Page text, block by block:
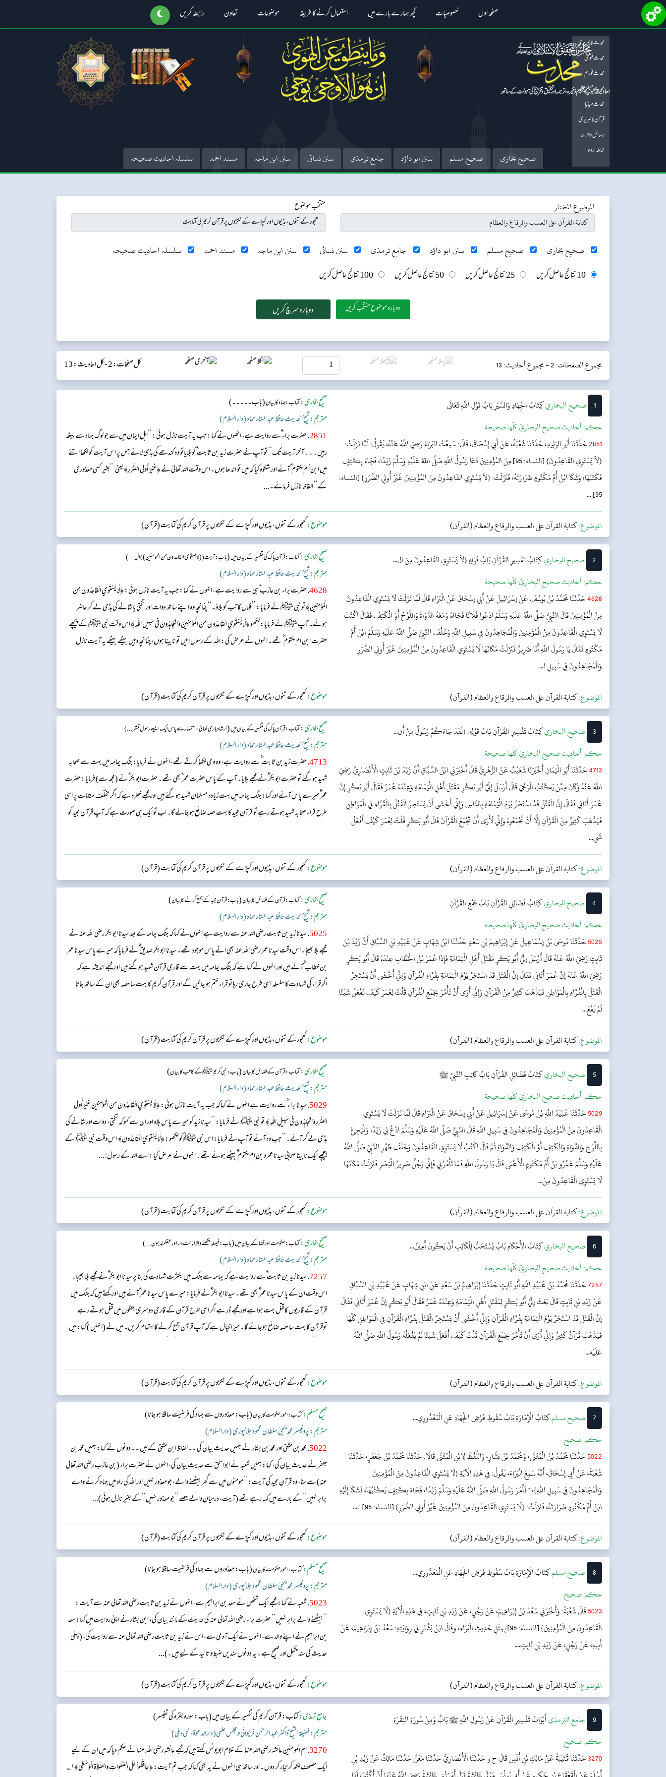
صفحہ اول خصوصیات کچھ ہمارے بارے میں استعمال کرنے کا طریقہ موضوعات تعاون رابطہ کریں
محدث لائبریری
محدث فتویٰ
محدث فورم
محدث میگزین
محدث میڈیا
قرآن لائبریری
رسائل و جرائد
شاملہ اردو
صحیح بخاری صحیح مسلم سنن ابو داؤد جامع ترمذی سنن نسائی سنن ابن ماجہ مسند احمد سلسلہ احادیث صحیحہ
الموضوع المختار منتخب موضوع
صحیح بخاری صحیح مسلم سنن ابو داؤد جامع ترمذی سنن نسائی سنن ابن ماجہ مسند احمد
سلسلہ احادیث صحیحہ
10 نتائج حاصل کریں
25 نتائج حاصل کریں 50 نتائج حاصل کریں 100 نتائج حاصل کریں
دوبارہ موضوع منتخب کریں
مجموع الصفحات: 2 - مجموع أحاديث: 13 کل صفحات: 2 - کل احادیث: 13
1 ‌‌صحيح البخاريكِتَابُ الجِهَادِ وَالسِّيَرِبَابُ قَوْلِ اللَّهِ تَعَالَى
حکم:أحاديث صحيح البخاريّ كلّها صحيحة
2851حَدَّثَنَا أَبُو الوَلِيدِ، حَدَّثَنَا شُعْبَةُ، عَنْ أَبِي إِسْحَاقَ، قَالَ: سَمِعْتُ البَرَاءَ رَضِيَ اللَّهُ عَنْهُ، يَقُولُ: لَمَّا نَزَلَتْ:
{لاَ يَسْتَوِي القَاعِدُونَ} [النساء: 95] مِنَ المُؤْمِنِينَ دَعَا رَسُولُ اللَّهِ صَلَّى اللهُ عَلَيْهِ وَسَلَّمَ زَيْدًا، فَجَاءَ بِكَتِفٍ
فَكَتَبَهَا، وَشَكَا ابْنُ أُمِّ مَكْتُومٍ ضَرَارَتَهُ، فَنَزَلَتْ: {لاَ يَسْتَوِي القَاعِدُونَ مِنَ المُؤْمِنِينَ غَيْرُ أُولِي الضَّرَرِ} [النساء:
95] ...
صحیح بخاری:کتاب: جہاد کا بیان(باب۔۔۔۔۔)
مترجم:شیخ الحدیث حافظ عبد الستار حماد (دار السلام)
2851. حضرت براء ؓسے روایت ہے، انھوں نے کہا: جب یہ آیت نازل ہوئی: ’’اہل ایمان میں سے جو لوگ جہاد سے بیٹھ
رہیں۔ ۔ ۔ آخر آیت تک‘‘ تو آپ نے حضرت زید بن ثابت ؓ کو بلایاتو وہ کندھے کی ہڈی لائے جس پر اس آیت کو لکھا اتنے
میں ابن اُ م مکتوم ؓ آئے اور شکوہ کیا کہ میں تو اندھا ہوں۔ اس وقت اللہ تعالیٰ نے ﴿غَيْرُ أُولِي الضَّرَرِ﴾ یعنی ’’بغیر کسی معذوری
کے‘‘ الفاظ نازل فرمائے۔...
الموضوع:كتابة القرآن على العسب والرقاع والعظام (القرآن) موضوع:کھجور کے تنوں ، ہڈیوں اور کپڑے کے ٹکڑوں پر قرآن کریم کی کتابت (قرآن)
2 ‌‌صحيح البخاريكِتَابُ تَفْسِيرِ القُرْآنِبَابُ قَوْلِهِ {لاَ يَسْتَوِي القَاعِدُونَ مِنَ ال...
حکم:أحاديث صحيح البخاريّ كلّها صحيحة
4628حَدَّثَنَا مُحَمَّدُ بْنُ يُوسُفَ عَنْ إِسْرَائِيلَ عَنْ أَبِي إِسْحَاقَ عَنْ الْبَرَاءِ قَالَ لَمَّا نَزَلَتْ لَا يَسْتَوِي الْقَاعِدُونَ
مِنْ الْمُؤْمِنِينَ قَالَ النَّبِيُّ صَلَّى اللَّهُ عَلَيْهِ وَسَلَّمَ ادْعُوا فُلَانًا فَجَاءَهُ وَمَعَهُ الدَّوَاةُ وَاللَّوْحُ أَوْ الْكَتِفُ فَقَالَ اكْتُبْ
لَا يَسْتَوِي الْقَاعِدُونَ مِنْ الْمُؤْمِنِينَ وَالْمُجَاهِدُونَ فِي سَبِيلِ اللَّهِ وَخَلْفَ النَّبِيِّ صَلَّى اللَّهُ عَلَيْهِ وَسَلَّمَ ابْنُ أُمِّ
مَكْتُومٍ فَقَالَ يَا رَسُولَ اللَّهِ أَنَا ضَرِيرٌ فَنَزَلَتْ مَكَانَهَا لَا يَسْتَوِي الْقَاعِدُونَ مِنْ الْمُؤْمِنِينَ غَيْرَ أُولِي الضَّرَرِ
وَالْمُجَاهِدُونَ فِي سَبِيلِ ا...
صحیح بخاری:کتاب: قرآن پاک کی تفسیر کے بیان میں(باب: آیت (( لا یستوی القاعدون من المومنین )) ال...)
مترجم:شیخ الحدیث حافظ عبد الستار حماد (دار السلام)
4628. حضرت براء بن عازب ؓ ہی سے روایت ہے، انہوں نے کہا: جب یہ آیت نازل ہوئی: ﴿لَّا يَسْتَوِي الْقَاعِدُونَ مِنَ
الْمُؤْمِنِينَ﴾ تو نبی ﷺ نے فرمایا: ’’فلاں کاتب کو بلاؤ۔‘‘ چنانچہ وہ اپنے ساتھ دوات اور تختی یا شانے کی ہڈی لے کر حاضر
ہوئے۔ آپ ﷺ نے فرمایا: لکھو ﴿لَّا يَسْتَوِي الْقَاعِدُونَ مِنَ الْمُؤْمِنِينَ وَالْمُجَاهِدُونَ فِي سَبِيلِ اللَّـهِ﴾ اس وقت نبی ﷺ کے پیچھے
حضرت ابن ام مکتوم ؓ تھے۔ انہوں نے عرض کی: اللہ کے رسول! میں تو نابینا ہوں، چنانچہ وہیں بیٹھے بیٹھے یہ آیت نازل
الموضوع:كتابة القرآن على العسب والرقاع والعظام (القرآن) موضوع:کھجور کے تنوں ، ہڈیوں اور کپڑے کے ٹکڑوں پر قرآن کریم کی کتابت (قرآن)
3 ‌‌صحيح البخاريكِتَابُ تَفْسِيرِ القُرْآنِبَابُ قَوْلِهِ: {لَقَدْ جَاءَكُمْ رَسُولٌ مِنْ أَن...
حکم:أحاديث صحيح البخاريّ كلّها صحيحة
4713حَدَّثَنَا أَبُو الْيَمَانِ أَخْبَرَنَا شُعَيْبٌ عَنْ الزُّهْرِيِّ قَالَ أَخْبَرَنِي ابْنُ السَّبَّاقِ أَنَّ زَيْدَ بْنَ ثَابِتٍ الْأَنْصَارِيَّ رَضِيَ
اللَّهُ عَنْهُ وَكَانَ مِمَّنْ يَكْتُبُ الْوَحْيَ قَالَ أَرْسَلَ إِلَيَّ أَبُو بَكْرٍ مَقْتَلَ أَهْلِ الْيَمَامَةِ وَعِنْدَهُ عُمَرُ فَقَالَ أَبُو بَكْرٍ إِنَّ
عُمَرَ أَتَانِي فَقَالَ إِنَّ الْقَتْلَ قَدْ اسْتَحَرَّ يَوْمَ الْيَمَامَةِ بِالنَّاسِ وَإِنِّي أَخْشَى أَنْ يَسْتَحِرَّ الْقَتْلُ بِالْقُرَّاءِ فِي الْمَوَاطِنِ
فَيَذْهَبَ كَثِيرٌ مِنْ الْقُرْآنِ إِلَّا أَنْ تَجْمَعُوهُ وَإِنِّي لَأَرَى أَنْ تَجْمَعَ الْقُرْآنَ قَالَ أَبُو بَكْرٍ قُلْتُ لِعُمَرَ كَيْفَ أَفْعَلُ
شَي...
صحیح بخاری:کتاب: قرآن پاک کی تفسیر کے بیان میں(ارشاد باری تعالیٰ:"تمہارے پاس ایک ایسے رسول تشر...)
مترجم:شیخ الحدیث حافظ عبد الستار حماد (دار السلام)
4713. حضرت زید بن ثابت ؓ سے روایت ہے، وہ وحی لکھا کرتے تھے، انہوں نے فرمایا: جنگ یمامہ میں بہت سے صحابہ
شہید ہو گئے تو حضرت ابوبکر ؓ نے مجھے بلایا۔ آپ کے پاس حضرت عمر ؓ بھی تھے۔ حضرت ابوبکر ؓ نے (مجھ سے) فرمایا: حضرت
عمر ؓ میرے پاس آئے اور کہا: جنگ یمامہ میں بہت زیادہ مسلمان شہید ہو گئے ہیں اور مجھے خطرہ ہے کہ اگر مختلف مقامات پر اسی
طرح قراء صحابہ شہید ہوتے رہے تو قرآن مجید کا بہت حصہ ضائع ہو جائے گا۔ اب تو ایک ہی صورت ہے کہ آپ قرآن مجید کو
الموضوع:كتابة القرآن على العسب والرقاع والعظام (القرآن) موضوع:کھجور کے تنوں ، ہڈیوں اور کپڑے کے ٹکڑوں پر قرآن کریم کی کتابت (قرآن)
4 ‌‌صحيح البخاريكِتَابُ فَضَائِلِ القُرْآنِبَابُ جَمْعِ القُرْآنِ
حکم:أحاديث صحيح البخاريّ كلّها صحيحة
5025حَدَّثَنَا مُوسَى بْنُ إِسْمَاعِيلَ عَنْ إِبْرَاهِيمَ بْنِ سَعْدٍ حَدَّثَنَا ابْنُ شِهَابٍ عَنْ عُبَيْدِ بْنِ السَّبَّاقِ أَنَّ زَيْدَ بْنَ
ثَابِتٍ رَضِيَ اللَّهُ عَنْهُ قَالَ أَرْسَلَ إِلَيَّ أَبُو بَكْرٍ مَقْتَلَ أَهْلِ الْيَمَامَةِ فَإِذَا عُمَرُ بْنُ الْخَطَّابِ عِنْدَهُ قَالَ أَبُو بَكْرٍ
رَضِيَ اللَّهُ عَنْهُ إِنَّ عُمَرَ أَتَانِي فَقَالَ إِنَّ الْقَتْلَ قَدْ اسْتَحَرَّ يَوْمَ الْيَمَامَةِ بِقُرَّاءِ الْقُرْآنِ وَإِنِّي أَخْشَى أَنْ يَسْتَحِرَّ
الْقَتْلُ بِالْقُرَّاءِ بِالْمَوَاطِنِ فَيَذْهَبَ كَثِيرٌ مِنْ الْقُرْآنِ وَإِنِّي أَرَى أَنْ تَأْمُرَ بِجَمْعِ الْقُرْآنِ قُلْتُ لِعُمَرَ كَيْفَ تَفْعَلُ شَيْئًا
لَمْ يَفْعَ...
صحیح بخاری:کتاب: قرآن کے فضائل کا بیان(باب: قرآن مجید کے جمع کرنے کا بیان)
مترجم:شیخ الحدیث حافظ عبد الستار حماد (دار السلام)
5025 . سیدنا زید بن ثابت رضی اللہ عنہ سے روایت ہے انہوں نے کہا کہ جنگ یمامہ کے بعد سیدنا ابو بکر رضی اللہ عنہ نے
مجھے بلا بھیجا۔ اس وقت سیدنا عمر رضی اللہ عنہ بھی انے پاس موجود تھے۔ سیدنا ابوبکر صدیق ؓ نے فرمایا کہ میرے پاس سیدنا عمر
بن خطاب ؓ آئے ہیں اور انہوں نے کہا ہے کہ جنگ یمامہ میں بہت سے قاری قرآن شہید ہوگئے ہیں اور مجھے اندیشہ ہے کہ
اگرقراء کی شہادت کا سلسلہ اسی طرح جاری رہا تو قراء ختم ہو جائیں گے اور قرآن کریم کا بہت سا حصہ بھی ان کے ساتھ جاتا
الموضوع:كتابة القرآن على العسب والرقاع والعظام (القرآن) موضوع:کھجور کے تنوں ، ہڈیوں اور کپڑے کے ٹکڑوں پر قرآن کریم کی کتابت (قرآن)
5 ‌‌صحيح البخاريكِتَابُ فَضَائِلِ القُرْآنِبَابُ كَاتِبِ النَّبِيِّ ﷺ
حکم:أحاديث صحيح البخاريّ كلّها صحيحة
5029حَدَّثَنَا عُبَيْدُ اللَّهِ بْنُ مُوسَى عَنْ إِسْرَائِيلَ عَنْ أَبِي إِسْحَاقَ عَنْ الْبَرَاءِ قَالَ لَمَّا نَزَلَتْ لَا يَسْتَوِي
الْقَاعِدُونَ مِنْ الْمُؤْمِنِينَ وَالْمُجَاهِدُونَ فِي سَبِيلِ اللَّهِ قَالَ النَّبِيُّ صَلَّى اللَّهُ عَلَيْهِ وَسَلَّمَ ادْعُ لِي زَيْدًا وَلْيَجِئْ
بِاللَّوْحِ وَالدَّوَاةِ وَالْكَتِفِ أَوْ الْكَتِفِ وَالدَّوَاةِ ثُمَّ قَالَ اكْتُبْ لَا يَسْتَوِي الْقَاعِدُونَ وَخَلْفَ ظَهْرِ النَّبِيِّ صَلَّى اللَّهُ
عَلَيْهِ وَسَلَّمَ عَمْرُو بْنُ أُمِّ مَكْتُومٍ الْأَعْمَى قَالَ يَا رَسُولَ اللَّهِ فَمَا تَأْمُرُنِي فَإِنِّي رَجُلٌ ضَرِيرُ الْبَصَرِ فَنَزَلَتْ مَكَانَهَا
لَا يَسْتَوِي الْقَاعِدُونَ مِنْ...
صحیح بخاری:کتاب: قرآن کے فضائل کا بیان(باب: نبی کریم ﷺ کے کاتب کا بیان)
مترجم:شیخ الحدیث حافظ عبد الستار حماد (دار السلام)
5029 . سیدنا براء ؓ سے روایت ہے انہوں نے کہا کہ جب یہ آیت نازل ہوئی: ﴿لَا يَسْتَوِي الْقَاعِدُونَ مِنَ الْمُؤْمِنِينَ غَيْرُ أُولِي
الضَّرَرِ وَالْمُجَاهِدُونَ فِي سَبِيلِ اللَّهِ﴾ تو نبی ﷺ نے فرمایا: ’’سیدنا زید کو میرے پاس بلاو اور ان سے کہو کہ تختی، دوات اور شانے کی
ہڈی لے کر آئے۔‘‘ جب وہ آئے تو آپ نے فرمایا: اس نبی ﷺ کو لکھو: ﴿لَا يَسْتَوِي الْقَاعِدُونَ﴾ اس وقت نبی ﷺ کے
پیچھے ایک نابینا صحابی سیدنا عمرو بن ام مکتوم ؓ بیٹھے ہوئے تھے۔ انہوں نے عرض کیا: اے اللہ کے رسول! ...
الموضوع:كتابة القرآن على العسب والرقاع والعظام (القرآن) موضوع:کھجور کے تنوں ، ہڈیوں اور کپڑے کے ٹکڑوں پر قرآن کریم کی کتابت (قرآن)
6 ‌‌صحيح البخاريكِتَابُ الأَحْكَامِبَابُ يُسْتَحَبُّ لِلْكَاتِبِ أَنْ يَكُونَ أَمِينً...
حکم:أحاديث صحيح البخاريّ كلّها صحيحة
7257حَدَّثَنَا مُحَمَّدُ بْنُ عُبَيْدِ اللَّهِ أَبُو ثَابِتٍ حَدَّثَنَا إِبْرَاهِيمُ بْنُ سَعْدٍ عَنْ ابْنِ شِهَابٍ عَنْ عُبَيْدِ بْنِ السَّبَّاقِ
عَنْ زَيْدِ بْنِ ثَابِتٍ قَالَ بَعَثَ إِلَيَّ أَبُو بَكْرٍ لِمَقْتَلِ أَهْلِ الْيَمَامَةِ وَعِنْدَهُ عُمَرُ فَقَالَ أَبُو بَكْرٍ إِنَّ عُمَرَ أَتَانِي فَقَالَ
إِنَّ الْقَتْلَ قَدْ اسْتَحَرَّ يَوْمَ الْيَمَامَةِ بِقُرَّاءِ الْقُرْآنِ وَإِنِّي أَخْشَى أَنْ يَسْتَحِرَّ الْقَتْلُ بِقُرَّاءِ الْقُرْآنِ فِي الْمَوَاطِنِ كُلِّهَا
فَيَذْهَبَ قُرْآنٌ كَثِيرٌ وَإِنِّي أَرَى أَنْ تَأْمُرَ بِجَمْعِ الْقُرْآنِ قُلْتُ كَيْفَ أَفْعَلُ شَيْئًا لَمْ يَفْعَلْهُ رَسُولُ اللَّهِ صَلَّى اللَّهُ
عَلَيْه...
صحیح بخاری:کتاب: حکومت اور قضا کے بیان میں(باب : فیصلہ لکھنے والا امانت دار اور عقلمند ہون...)
مترجم:شیخ الحدیث حافظ عبد الستار حماد (دار السلام)
7257 . سیدنا زید بن ثابت ؓ سے روایت ہے کہ یمامہ سے جنگ میں بکثرت شہادت کی بنا پر سیدنا ابو بکر ؓ نے مجھے بلا بھیجا۔
اس وقت ان کے پاس سیدنا عمر ؓ بھی تھے۔ سیدنا ابو بکر ؓ نے فرمایا: میرے پاس سیدنا عمر ؓ آئے ہیں اور کہتے ہیں کہ جنگ میں
قرآن کے قاریوں کا قتل بہت ہوا ہے اور مجھے ڈر ہے اگر اسی طرح قرآن کے قاری دوسری جنگوں میں قتل ہوتے رہے
توقرآن کا بہت سا حصہ ضائع ہوجائے گا۔ میرا خیال ہے کہ آپ قرآن جمع کرنے کا اہتمام کریں۔ میں نے (انہیں ) کہا: میں
الموضوع:كتابة القرآن على العسب والرقاع والعظام (القرآن) موضوع:کھجور کے تنوں ، ہڈیوں اور کپڑے کے ٹکڑوں پر قرآن کریم کی کتابت (قرآن)
7 ‌صحيح مسلمكِتَابُ الْإِمَارَةِبَابُ سُقُوطِ فَرْضِ الْجِهَادِ عَنِ الْمَعْذُورِي...
حکم:صحیح
5022حَدَّثَنَا مُحَمَّدُ بْنُ الْمُثَنَّى، وَمُحَمَّدُ بْنُ بَشَّارٍ، وَاللَّفْظُ لِابْنِ الْمُثَنَّى قَالَا: حَدَّثَنَا مُحَمَّدُ بْنُ جَعْفَرٍ، حَدَّثَنَا
شُعْبَةُ، عَنْ أَبِي إِسْحَاقَ، أَنَّهُ سَمِعَ الْبَرَاءَ، يَقُولُ: فِي هَذِهِ الْآيَةِ {لَا يَسْتَوِي الْقَاعِدُونَ مِنَ الْمُؤْمِنِينَ
وَالْمُجَاهِدُونَ فِي سَبِيلِ اللهِ}، " فَأَمَرَ رَسُولُ اللهِ صَلَّى اللهُ عَلَيْهِ وَسَلَّمَ زَيْدًا، فَجَاءَ بِكَتِفٍ يَكْتُبُهَا، فَشَكَا إِلَيْهِ
ابْنُ أُمِّ مَكْتُومٍ ضَرَارَتَهُ، فَنَزَلَتْ: {لَا يَسْتَوِي الْقَاعِدُونَ مِنَ الْمُؤْمِنِينَ غَيْرُ أُولِي الضَّرَرِ} [النساء: 95] "....
صحیح مسلم:کتاب: امور حکومت کا بیان(باب: معذوروں سے جہاد کی فرضیت ساقط ہو جانا)
مترجم:پروفیسر محمد یحییٰ سلطان محمود جلالپوری (دار السلام)
5022 . محمد بن مثنیٰ اور محمد بن بشار نے ہمیں حدیث بیان کی ۔۔ الفاظ ابن مثنیٰ کے ہیں ۔۔ دونوں نے کہا: ہمیں محمد بن
جعفر نے حدیث بیان کی، کہا: ہمیں شعبہ نے ابواسحٰق سے حدیث بیان کی، انہوں نے حضرت براء (بن عازب رضی اللہ تعالی
عنہ) سے سنا، وہ قرآن مجید کی آیت: ’’مومنوں میں سے گھر بیٹھنے والے، جو معذور نہیں اور اللہ کی راہ میں جہاد کرنے والے
برابر نہیں‘‘ کے بارے میں کہہ رہے تھے (آیت، درمیان والے حصے ’’جو معذور نہیں‘‘ کے بغیر نازل ہوئی)...
الموضوع:كتابة القرآن على العسب والرقاع والعظام (القرآن) موضوع:کھجور کے تنوں ، ہڈیوں اور کپڑے کے ٹکڑوں پر قرآن کریم کی کتابت (قرآن)
8 ‌صحيح مسلمكِتَابُ الْإِمَارَةِبَابُ سُقُوطِ فَرْضِ الْجِهَادِ عَنِ الْمَعْذُورِي...
حکم:صحیح
5023قَالَ شُعْبَةُ: وَأَخْبَرَنِي سَعْدُ بْنُ إِبْرَاهِيمَ، عَنْ رَجُلٍ، عَنْ زَيْدِ بْنِ ثَابِتٍ، فِي هَذِهِ الْآيَةِ {لَا يَسْتَوِي
الْقَاعِدُونَ مِنَ الْمُؤْمِنِينَ} [النساء: 95] بِمِثْلِ حَدِيثِ الْبَرَاءِ، وقَالَ ابْنُ بَشَّارٍ فِي رِوَايَتِهِ: سَعْدُ بْنُ إِبْرَاهِيمَ، عَنْ
أَبِيهِ، عَنْ رَجُلٍ، عَنْ زَيْدِ بْنِ ثَابِتٍ....
صحیح مسلم:کتاب: امور حکومت کا بیان(باب: معذوروں سے جہاد کی فرضیت ساقط ہو جانا)
مترجم:پروفیسر محمد یحییٰ سلطان محمود جلالپوری (دار السلام)
5023 . شعبہ نے کہا: مجھے ایک شخص نے سعد بن ابراہیم سے، انہوں نے زید بن ثابت رضی اللہ تعالی عنہ سے آیت:
’’بیٹھنے والے برابر نہیں‘‘ حضرت براء رضی اللہ تعالی عنہ کی حدیث کے مانند بیان کی، ابن بشار نے اپنی روایت میں کہا: سعد
بن ابراہیم نے اپنے والد سے، انہوں نے ایک آدمی سے، اس نے زید بن ثابت رضی اللہ تعالی عنہ سے روایت کی، (پہلی
حدیث کی سند مکمل اور صحیح ہے۔ یہ دونوں سندیں ضبط و تائید کے لیے ہیں۔)...
الموضوع:كتابة القرآن على العسب والرقاع والعظام (القرآن) موضوع:کھجور کے تنوں ، ہڈیوں اور کپڑے کے ٹکڑوں پر قرآن کریم کی کتابت (قرآن)
9 ‌جامع الترمذيأَبْوَابُ تَفْسِيرِ الْقُرْآنِ عَنْ رَسُولِ اللَّهِ ﷺبَابٌ وَمِنْ سُورَةِ البَقَرَةِ
حکم:صحیح
3270حَدَّثَنَا قُتَيْبَةُ عَنْ مَالِكِ بْنِ أَنَسٍ قَالَ ح و حَدَّثَنَا الْأَنْصَارِيُّ حَدَّثَنَا مَعْنٌ حَدَّثَنَا مَالِكٌ عَنْ زَيْدِ بْنِ
جامع ترمذی:كتاب: قرآن کریم کی تفسیر کے بیان میں(باب: سورہ بقرہ کی تفیسر)
مترجم:فضیلۃ الشیخ ڈاکٹر عبد الرحمٰن فریوائی ومجلس علمی(دار الدعوۃ، نئی دہلی)
3270. ام المومنین عائشہ رضی الله عنہا کے غلام ابویونس کہتے ہیں کہ مجھے عائشہ رضی الله عنہا نے حکم دیا کہ میں ان کے لیے
ایک مصحف لکھ کر تیار کر دوں۔ اور ساتھ ہی انہوں نے یہ بھی کہا کہ جب تم آیت: ﴿حَافِظُواْ عَلَى الصَّلَوَاتِ والصَّلاَةِ الْوُسْطَى﴾۱؎